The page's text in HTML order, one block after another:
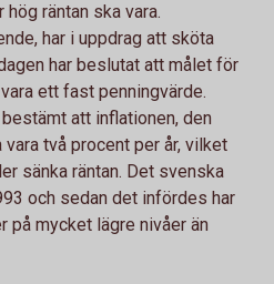
räntan ska vara.
har i uppdrag att sköta
har beslutat att målet för
ett fast penningvärde.
att inflationen, den
två procent per år, vilket
sänka räntan. Det svenska
och sedan det infördes har
på mycket lägre nivåer än